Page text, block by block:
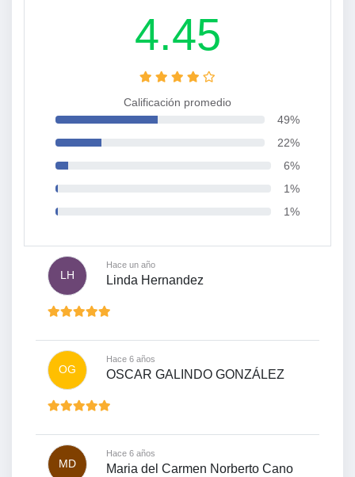
4.45
Calificación promedio
49%
22%
6%
1%
1%
LH
Hace un año
Linda Hernandez
OG
Hace 6 años
OSCAR GALINDO GONZÁLEZ
MD
Hace 6 años
Maria del Carmen Norberto Cano